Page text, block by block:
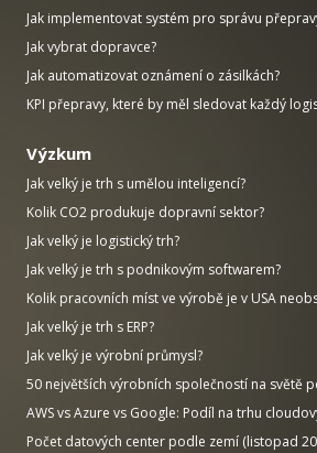
Jak implementovat systém pro správu
Jak vybrat dopravce?
Jak automatizovat oznámení o zásilkách?
KPI přepravy, které by měl sledovat každý
Výzkum
Jak velký je trh s umělou inteligencí?
Kolik CO2 produkuje dopravní sektor?
Jak velký je logistický trh?
Jak velký je trh s podnikovým softwarem?
Kolik pracovních míst ve výrobě je v USA
Jak velký je trh s ERP?
Jak velký je výrobní průmysl?
50 největších výrobních společností na světě
AWS vs Azure vs Google: Podíl na trhu
Počet datových center podle zemí (listopad